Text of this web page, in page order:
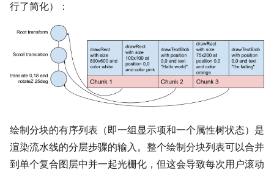
行了简化）：
绘制分块的有序列表（即一组显示项和一个属性树状态）是
渲染流水线的分层步骤的输入。整个绘制分块列表可以合并
到单个复合图层中并一起光栅化，但这会导致每次用户滚动